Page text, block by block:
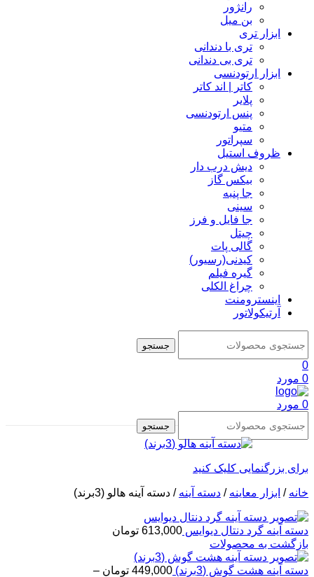
رانژور
بن میل
ابزار تری
تری با دندانی
تری بی دندانی
ابزار ارتودنسی
کاتر | اند کاتر
پلایر
پنس ارتودنسی
متیو
سپراتور
ظروف استیل
دیش درب دار
بیکس گاز
جا پنبه
سینی
جا فایل و فرز
چیتل
گالی پات
کیدنی(رسیور)
گیره فیلم
چراغ الکلی
اینسترومنت
آرتیکولاتور
جستجو
0
0 مورد
0 مورد
جستجو
برای بزرگنمایی کلیک کنید
خانه / ابزار معاینه / دسته آینه / دسته آینه هالو (3برند)
دسته آینه گرد دنتال دیوایس 613,000 تومان
بازگشت به محصولات
دسته آینه هشت گوش (3برند) 449,000 تومان –